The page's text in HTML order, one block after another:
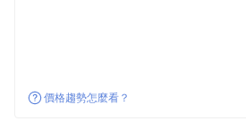
價格趨勢怎麼看？